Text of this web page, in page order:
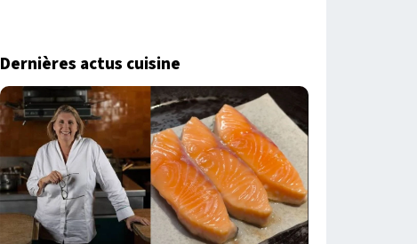
Dernières actus cuisine